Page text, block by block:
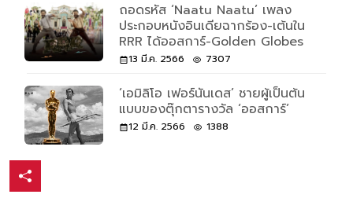
ถอดรหัส ‘Naatu Naatu’ เพลง
ประกอบหนังอินเดียฉากร้อง-เต้นใน
RRR ได้ออสการ์-Golden Globes
13 มี.ค. 2566 7307
‘เอมิลิโอ เฟอร์นันเดส’ ชายผู้เป็นต้น
แบบของตุ๊กตารางวัล ‘ออสการ์’
12 มี.ค. 2566 1388